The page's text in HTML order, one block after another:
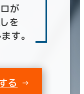
が
を
す。
る